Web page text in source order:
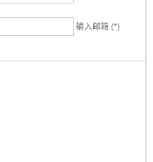
输入邮箱 (*)